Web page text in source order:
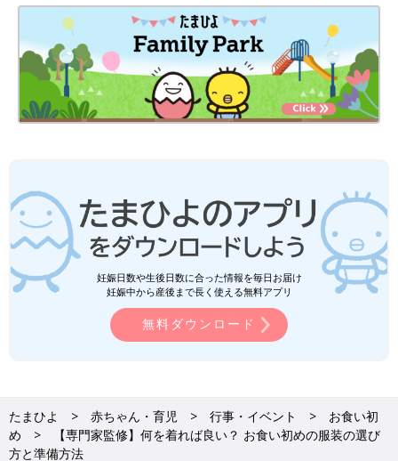
妊娠日数や生後日数に合った情報を毎日お届け
妊娠中から産後まで長く使える無料アプリ
無料ダウンロード
たまひよ 赤ちゃん・育児 行事・イベント
お食い初
め
【専門家監修】何を着れば良い？ お食い初めの服装の選び
方と準備方法